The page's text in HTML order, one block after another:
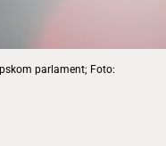
parlament; Foto: